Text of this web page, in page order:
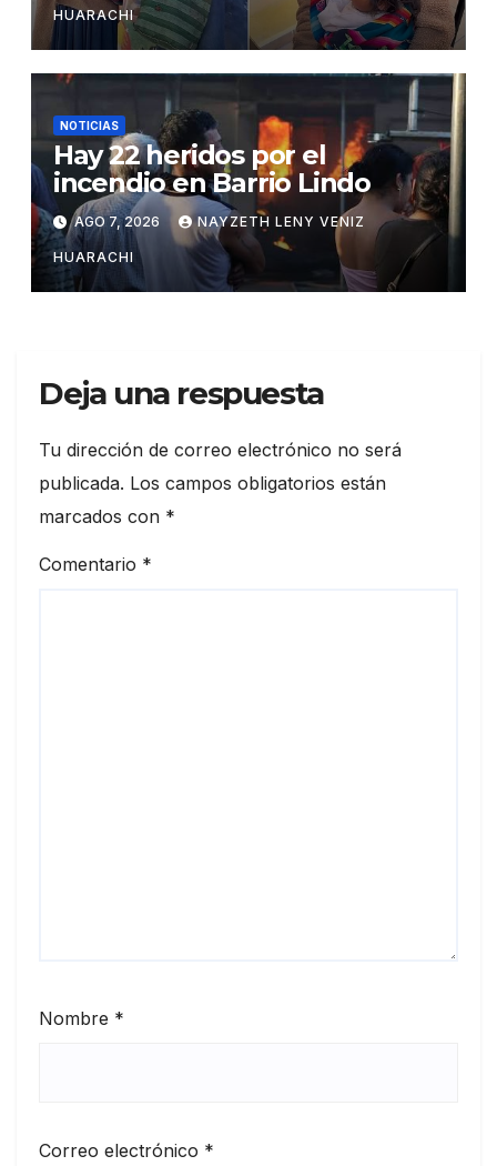
HUARACHI
NOTICIAS
Hay 22 heridos por el
incendio en Barrio Lindo
AGO 7, 2026 NAYZETH LENY VENIZ
HUARACHI
Deja una respuesta
Tu dirección de correo electrónico no será
publicada. Los campos obligatorios están
marcados con *
Comentario *
Nombre *
Correo electrónico *